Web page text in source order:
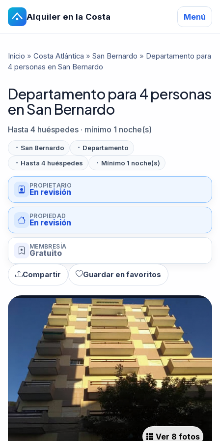
Alquiler en la Costa Menú
Inicio » Costa Atlántica » San Bernardo » Departamento para
4 personas en San Bernardo
Departamento para 4 personas
en San Bernardo
Hasta 4 huéspedes · mínimo 1 noche(s)
San Bernardo
Departamento
Hasta 4 huéspedes
Mínimo 1 noche(s)
PROPIETARIO
En revisión
PROPIEDAD
En revisión
MEMBRESÍA
Gratuito
Compartir Guardar en favoritos
Ver 8 fotos